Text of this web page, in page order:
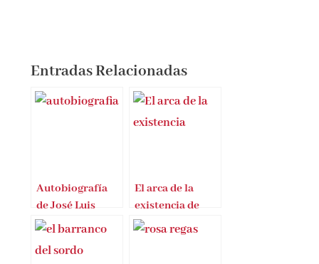
Entradas Relacionadas
Autobiografía
de José Luis
Peixoto
El arca de la
existencia de
José Luis Díaz